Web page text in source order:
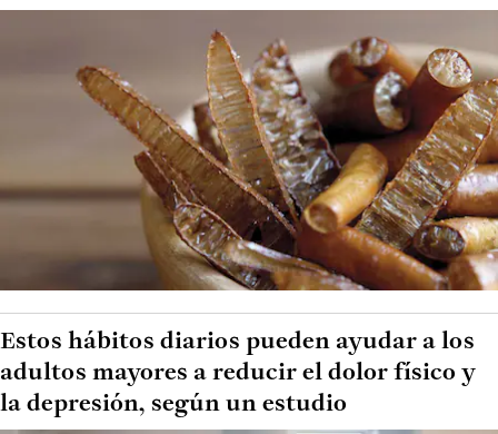
Estos hábitos diarios pueden ayudar a los
adultos mayores a reducir el dolor físico y
la depresión, según un estudio